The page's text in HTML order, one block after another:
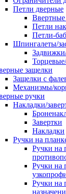
Петли дверные
Ввертные
Петли
Петли-
Шпингалеты/
защелки
Защелки с
Механизмы/
ручки
Накладки/
Завертки
Накладки
Ручки на
Ручки на
Ручки на
Ручки на